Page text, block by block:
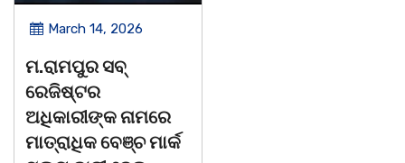
March 14, 2026
ଚିତାବାଘ ର ନଖ ଜବତ
ତିନି ଯୁବକ ଗିରଫ ଓ
କୋର୍ଟ ଚାଲାଣ
କଳାହାଣ୍ଡି,୧୪|୩(ପ୍ୟାରିଲାଲ